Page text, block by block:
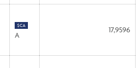
$CA
A
17,9596